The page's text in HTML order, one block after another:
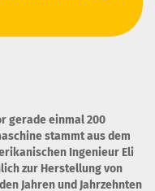
gerade einmal 200
stammt aus dem
Ingenieur Eli
zur Herstellung von
Jahren und Jahrzehnten